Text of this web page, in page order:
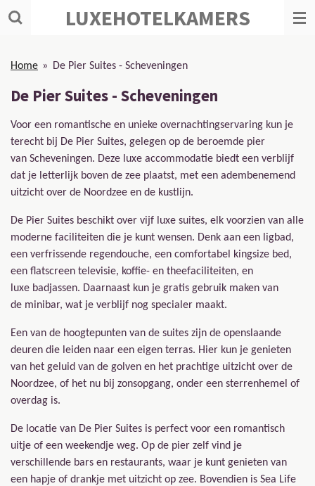
Ga
de
LUXEHOTELKAMERS
Home » De Pier Suites - Scheveningen
De Pier Suites - Scheveningen
Voor een romantische en unieke overnachtingservaring kun je
terecht bij De Pier Suites, gelegen op de beroemde pier
van Scheveningen. Deze luxe accommodatie biedt een verblijf
dat je letterlijk boven de zee plaatst, met een adembenemend
uitzicht over de Noordzee en de kustlijn.
De Pier Suites beschikt over vijf luxe suites, elk voorzien van alle
moderne faciliteiten die je kunt wensen. Denk aan een ligbad,
een verfrissende regendouche, een comfortabel kingsize bed,
een flatscreen televisie, koffie- en theefaciliteiten, en
luxe badjassen. Daarnaast kun je gratis gebruik maken van
de minibar, wat je verblijf nog specialer maakt.
Een van de hoogtepunten van de suites zijn de openslaande
deuren die leiden naar een eigen terras. Hier kun je genieten
van het geluid van de golven en het prachtige uitzicht over de
Noordzee, of het nu bij zonsopgang, onder een sterrenhemel of
overdag is.
De locatie van De Pier Suites is perfect voor een romantisch
uitje of een weekendje weg. Op de pier zelf vind je
verschillende bars en restaurants, waar je kunt genieten van
een hapje of drankje met uitzicht op zee. Bovendien is Sea Life